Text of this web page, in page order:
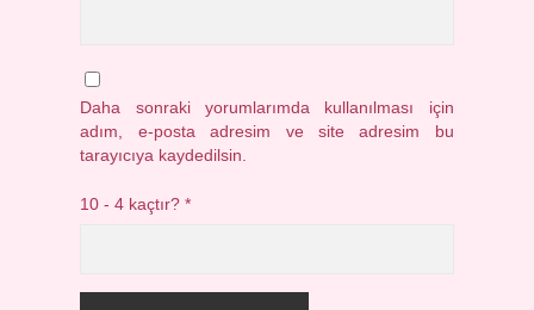
Daha sonraki yorumlarımda kullanılması için
adım, e-posta adresim ve site adresim bu
tarayıcıya kaydedilsin.
10 - 4 kaçtır?*